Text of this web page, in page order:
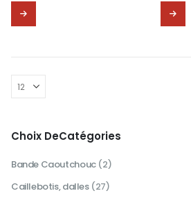
Ce
produit
Les
options
choisies
la
du
Ce
produit
Choix DeCatégories
Bande Caoutchouc (2)
Caillebotis, dalles (27)